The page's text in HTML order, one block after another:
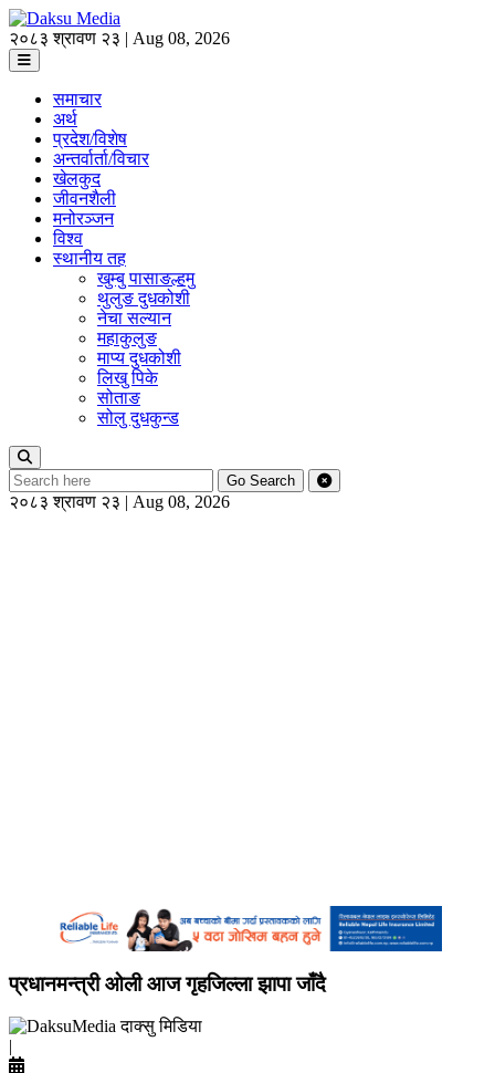
२०८३ श्रावण २३ | Aug 08, 2026
समाचार
अर्थ
प्रदेश/विशेष
अन्तर्वार्ता/विचार
खेलकुद
जीवनशैली
मनोरञ्जन
विश्व
स्थानीय तह
खुम्बु पासाङल्हमु
थुलुङ दुधकोशी
नेचा सल्यान
महाकुलुङ
माप्य दुधकोशी
लिखु पिके
सोताङ
सोलु दुधकुन्ड
Go Search
२०८३ श्रावण २३ | Aug 08, 2026
प्रधानमन्त्री ओली आज गृहजिल्ला झापा जाँदै
दाक्सु मिडिया
|